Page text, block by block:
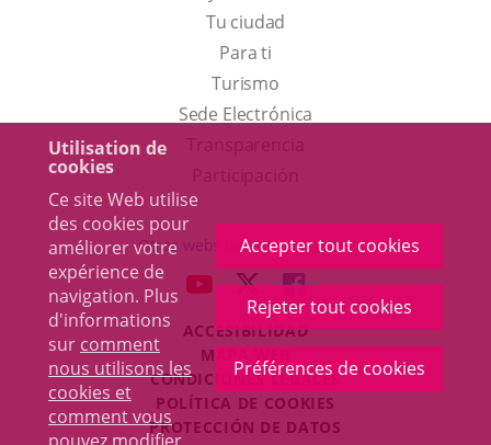
Utilisation de
cookies
Ce site Web utilise
des cookies pour
améliorer votre
expérience de
navigation. Plus
d'informations
sur comment
nous utilisons les
cookies et
comment vous
Accepter tout cookies
Rejeter tout cookies
Préférences de cookies
Tu ciudad
Para ti
TurismoEste
enlace
una
ventana
nueva.
Sede Electrónica
externa.
Otras webs del ayuntamiento
ENLACE
UNA
APLICACIÓN
EXTERNA.
ENLACE
A
UNA
APLICACIÓN
EXTERNA.
ENLACE
A
UNA
APLICACIÓN
EXTERNA.
ACCESIBILIDAD
MAPA WEB
CONDICIONES LEGALES
POLÍTICA DE COOKIES
PROTECCIÓN DE DATOS